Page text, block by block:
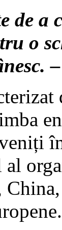
de a
o
–